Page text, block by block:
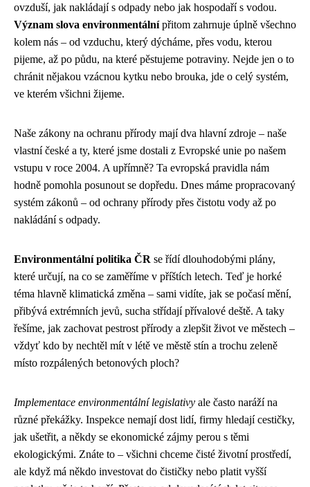
ovzduší, jak nakládají s odpady nebo jak hospodaří s vodou.
Význam slova environmentálnípřitom zahrnuje úplně všechno
kolem nás – od vzduchu, který dýcháme, přes vodu, kterou
pijeme, až po půdu, na které pěstujeme potraviny. Nejde jen o to
chránit nějakou vzácnou kytku nebo brouka, jde o celý systém,
ve kterém všichni žijeme.
Naše zákony na ochranu přírody mají dva hlavní zdroje – naše
vlastní české a ty, které jsme dostali z Evropské unie po našem
vstupu v roce 2004. A upřímně? Ta evropská pravidla nám
hodně pomohla posunout se dopředu. Dnes máme propracovaný
systém zákonů – od ochrany přírody přes čistotu vody až po
nakládání s odpady.
Environmentální politika ČR se řídí dlouhodobými plány,
které určují, na co se zaměříme v příštích letech. Teď je horké
téma hlavně klimatická změna – sami vidíte, jak se počasí mění,
přibývá extrémních jevů, sucha střídají přívalové deště. A taky
řešíme, jak zachovat pestrost přírody a zlepšit život ve městech –
vždyť kdo by nechtěl mít v létě ve městě stín a trochu zeleně
místo rozpálených betonových ploch?
Implementace environmentální legislativy ale často naráží na
různé překážky. Inspekce nemají dost lidí, firmy hledají cestičky,
jak ušetřit, a někdy se ekonomické zájmy perou s těmi
ekologickými. Znáte to – všichni chceme čisté životní prostředí,
ale když má někdo investovat do čističky nebo platit vyšší